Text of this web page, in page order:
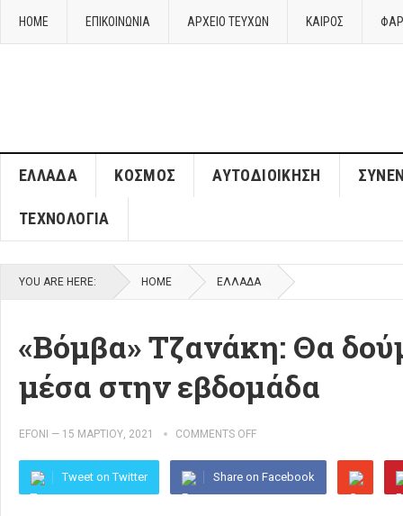
HOME ΕΠΙΚΟΙΝΩΝΙΑ ΑΡΧΕΙΟ ΤΕΥΧΩΝ ΚΑΙΡΌΣ
ΈΛΛΑΔΑ ΚΌΣΜΟΣ ΑΥΤΟΔΙΟΊΚΗΣΗ
ΤΕΧΝΟΛΟΓΊΑ
YOU ARE HERE: HOME ΈΛΛΑΔΑ
«Βόμβα» Τζανάκη: Θα
μέσα στην εβδομάδα
EFONI — 15 ΜΑΡΤΊΟΥ, 2021 COMMENTS OFF
Tweet on Twitter Share on Facebook